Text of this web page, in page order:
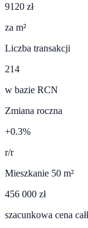
9120 zł
za m²
Liczba transakcji
214
w bazie RCN
Zmiana roczna
+0.3%
r/r
Mieszkanie 50 m²
456 000 zł
szacunkowa cena